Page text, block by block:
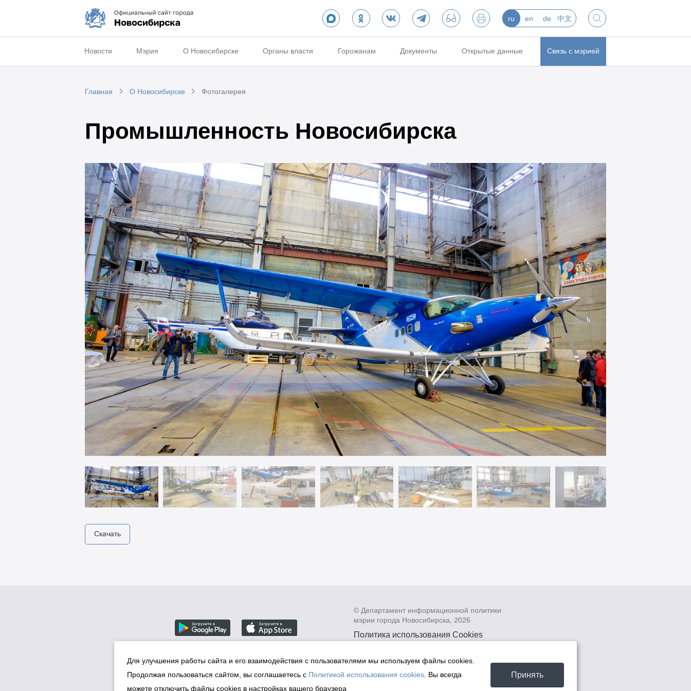
ru en de 中文
Новости Мэрия О Новосибирске Органы власти Горожанам Документы Открытые данные Связь с мэрией
Главная О Новосибирске Фотогалерея
Промышленность Новосибирска
Скачать
© Департамент информационной политики
мэрии города Новосибирска, 2026
Политика использования Cookies
данных в информационных системах
мэрии города Новосибирска
Техническая поддержка сайта -
Для улучшения работы сайта и его взаимодействия с пользователями мы используем файлы cookies.
Продолжая пользоваться сайтом, вы соглашаетесь с Политикой использования cookies . Вы всегда
можете отключить файлы cookies в настройках вашего браузера
Принять